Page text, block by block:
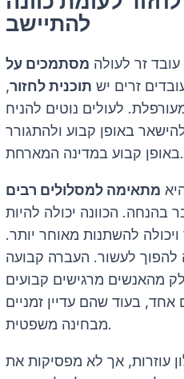
להתיישב
זר לעולה מסתמכים על
זרים יש תוכנית לחזור,
לעולים נוטים להניח
באופן קבוע ולהתגורר
באופן קבוע במדינה המארחת.
מתאימה למסלולים רבים
בהנחה. הכוונה יכולה להיות
להשתנות מאוחר יותר.
להפוך לעשור. העברה קבועה
מהאנשים מרגישים קבועים
בעוד שהם עדיין זמניים
מבחינה משפטית.
עוזרות, אך לא מפסיקות את